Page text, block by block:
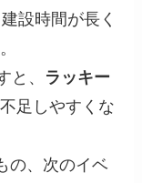
設時間が長く
と、 ラッキー
足しやすくな
の、次のイベ